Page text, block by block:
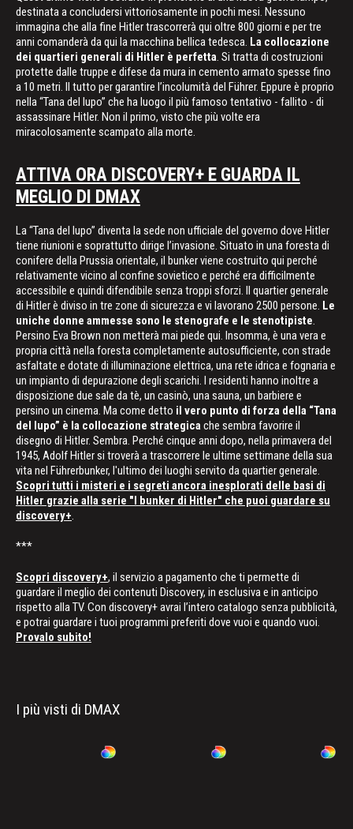
destinata a concludersi vittoriosamente in pochi mesi. Nessuno
immagina che alla fine Hitler trascorrerà qui oltre 800 giorni e per tre
anni comanderà da qui la macchina bellica tedesca. La collocazione
dei quartieri generali di Hitler è perfetta . Si tratta di costruzioni
protette dalle truppe e difese da mura in cemento armato spesse fino
a 10 metri. Il tutto per garantire l’incolumità del Führer. Eppure è proprio
nella “Tana del lupo” che ha luogo il più famoso tentativo - fallito - di
assassinare Hitler. Non il primo, visto che più volte era
miracolosamente scampato alla morte.
ATTIVA ORA DISCOVERY+ E GUARDA IL
MEGLIO DI DMAX
La “Tana del lupo” diventa la sede non ufficiale del governo dove Hitler
tiene riunioni e soprattutto dirige l’invasione. Situato in una foresta di
conifere della Prussia orientale, il bunker viene costruito qui perché
relativamente vicino al confine sovietico e perché era difficilmente
accessibile e quindi difendibile senza troppi sforzi. Il quartier generale
di Hitler è diviso in tre zone di sicurezza e vi lavorano 2500 persone. Le
uniche donne ammesse sono le stenografe e le stenotipiste
Persino Eva Brown non metterà mai piede qui. Insomma, è una vera e
propria città nella foresta completamente autosufficiente, con strade
asfaltate e dotate di illuminazione elettrica, una rete idrica e fognaria e
un impianto di depurazione degli scarichi. I residenti hanno inoltre a
disposizione due sale da tè, un casinò, una sauna, un barbiere e
persino un cinema. Ma come detto il vero punto di forza della “Tana
del lupo” è la collocazione strategica che sembra favorire il
disegno di Hitler. Sembra. Perché cinque anni dopo, nella primavera del
1945, Adolf Hitler si troverà a trascorrere le ultime settimane della sua
vita nel Führerbunker, l'ultimo dei luoghi servito da quartier generale.
Scopri tutti i misteri e i segreti ancora inesplorati delle basi di
Hitler grazie alla serie "I bunker di Hitler" che puoi guardare su
discovery+
***
Scopri discovery+, il servizio a pagamento che ti permette di
guardare il meglio dei contenuti Discovery, in esclusiva e in anticipo
rispetto alla TV. Con discovery+ avrai l’intero catalogo senza pubblicità,
e potrai guardare i tuoi programmi preferiti dove vuoi e quando vuoi.
Provalo subito!
I più visti di DMAX